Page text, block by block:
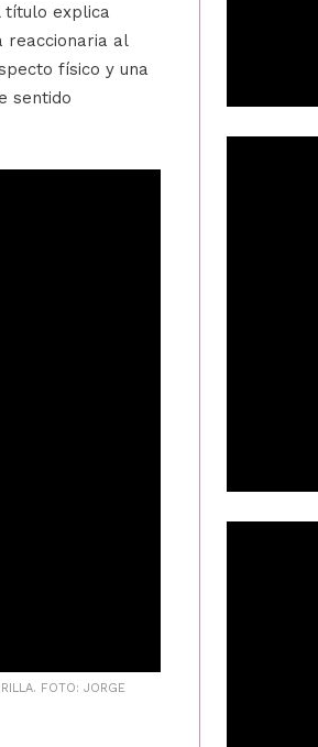
título explica
reaccionaria al
físico y una
sentido
FOTO: JORGE